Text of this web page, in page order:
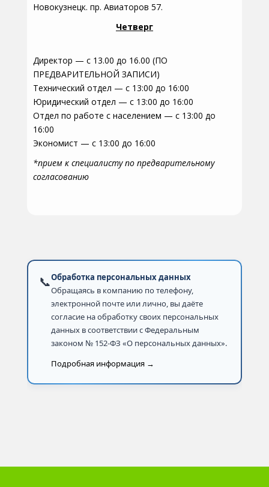
Новокузнецк. пр. Авиаторов 57.
Четверг
Директор — с 13.00 до 16.00 (ПО
ПРЕДВАРИТЕЛЬНОЙ ЗАПИСИ)
Технический отдел — с 13:00 до 16:00
Юридический отдел — с 13:00 до 16:00
Отдел по работе с населением — с 13:00 до
16:00
Экономист — с 13:00 до 16:00
*прием к специалисту по предварительному
согласованию
📞Обработка персональных данных
Обращаясь в компанию по телефону,
электронной почте или лично, вы даёте
согласие на обработку своих персональных
данных в соответствии с Федеральным
законом № 152-ФЗ «О персональных данных».
Подробная информация →